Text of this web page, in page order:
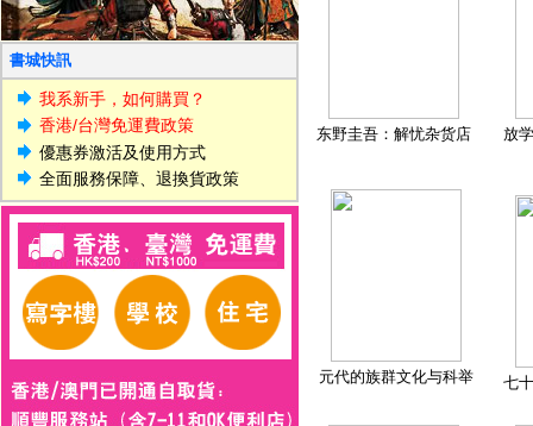
書城快訊
我系新手，如何購買？
香港/台灣免運費政策
優惠券激活及使用方式
全面服務保障、退換貨政策
东野圭吾：解忧杂货店 放
元代的族群文化与科举 七